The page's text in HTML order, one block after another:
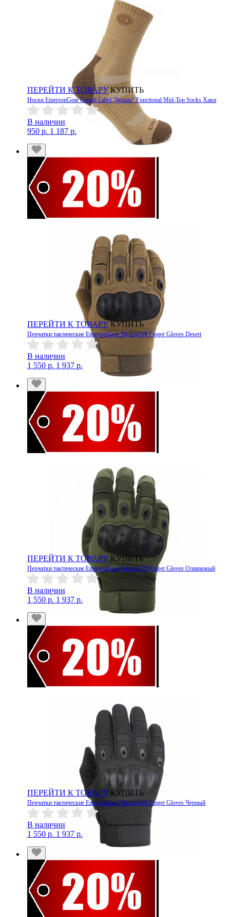
ПЕРЕЙТИ К ТОВАРУ КУПИТЬ
Носки EmersonGear Синий Label "Iguana" Functional Mid-Top Socks Хаки
В наличии
950 р. 1 187 р.
ПЕРЕЙТИ К ТОВАРУ КУПИТЬ
Перчатки тактические EmersonGear Tactical All Finger Gloves Desert
В наличии
1 550 р. 1 937 р.
ПЕРЕЙТИ К ТОВАРУ КУПИТЬ
Перчатки тактические EmersonGear Tactical All Finger Gloves Оливковый
В наличии
1 550 р. 1 937 р.
ПЕРЕЙТИ К ТОВАРУ КУПИТЬ
Перчатки тактические EmersonGear Tactical All Finger Gloves Черный
В наличии
1 550 р. 1 937 р.